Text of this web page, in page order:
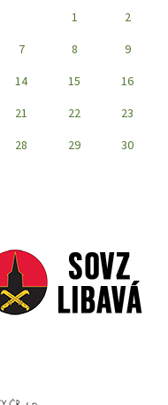
1
2
7 8
9
14 15
16
21 22
23
28 29
30